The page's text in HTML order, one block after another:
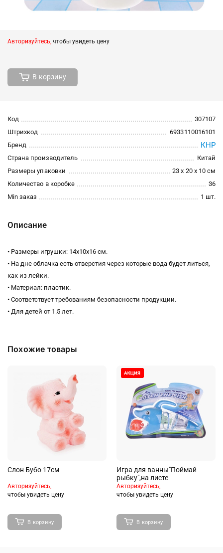
Авторизуйтесь, чтобы увидеть цену
В корзину
Код
307107
Штрихкод
6933110016101
Бренд
КНР
Страна производитель
Китай
Размеры упаковки
23 x 20 x 10 см
Количество в коробке
36
Min заказ
1 шт.
Описание
• Размеры игрушки: 14х10х16 см.
• На дне облачка есть отверстия через которые вода будет литься,
как из лейки.
• Материал: пластик.
• Соответствует требованиям безопасности продукции.
• Для детей от 1.5 лет.
Похожие товары
Слон Бубо 17см
Авторизуйтесь,
чтобы увидеть цену
В корзину
Игра для ванны"Поймай
рыбку",на листе
Авторизуйтесь,
чтобы увидеть цену
В корзину